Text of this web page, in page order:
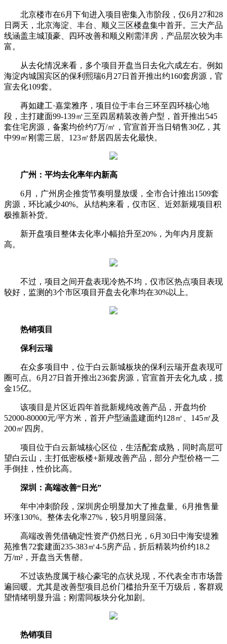
北京楼市在6月下旬进入项目密集入市阶段，仅6月27和28
日两天，北京海淀、丰台、顺义三区楼盘集中首开。三大产品
线涵盖主城顶豪、四环改善和顺义刚需洋房，产品层次较为丰
富。
从去化情况来看，多个项目开盘当日去化六成左右。例如
海淀内城国宾区的保利熙瑞6月27日首开推出约160套房源，官
宣去化109套。
再如建工·嘉棠雅序，项目位于丰台三环至四环核心地
段，主打建面99-139㎡三至四居精装改善户型，首开推出545
套住宅房源，备案均价约7万/㎡，官宣首开当日销售30亿，其
中99㎡刚需三居、123㎡舒居四居去化最快。
广州：平均去化率年内新高
6月，广州房企推货节奏明显放缓，全市合计推出1509套
房源，环比减少40%。从结构来看，仅市区、近郊新规项目积
极推新补货。
新开盘项目整体去化率小幅抬升至20%，为年内月度新
高。
不过，项目之间开盘表现冷热不均，仅市区热点项目表现
较好，监测的3个市区项目开盘去化率均在30%以上。
热销项目
保利云瑞
在众多项目中，位于白云新城板块的保利云瑞开盘表现可
圈可点。6月27日首开推出236套房源，官宣首开去化九成，揽
金15亿。
该项目是片区近四年首批新规纯改善产品，开盘均价
52000-80000元/平方米，首开户型涵盖建面约128㎡、145㎡及
200㎡四房。
项目位于白云新城核心区位，生活配套成熟，同时高层可
望白云山，主打低密板楼+新规改善产品，部分户型价格一二
手倒挂，性价比高。
深圳：高端改善“日光”
年中冲刺阶段，深圳房企明显加大了推盘量。6月推售量
环涨130%。整体去化率27%，较5月明显回落。
高端改善凭借确定性资产仍然日光，6月30日中海安缇雅
苑推售72套建面235-383㎡4-5房产品，折后精装均价约18.2
万/m²，开盘当天售罄。
不过该热度属于核心豪宅的点状兑现，不代表全市市场普
遍回暖。尤其是改善型项目总价门槛抬升至千万级后，客群观
望情绪明显升温；刚需同板块分化加剧。
热销项目